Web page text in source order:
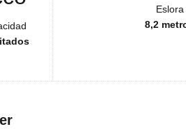
Eslora
8,2